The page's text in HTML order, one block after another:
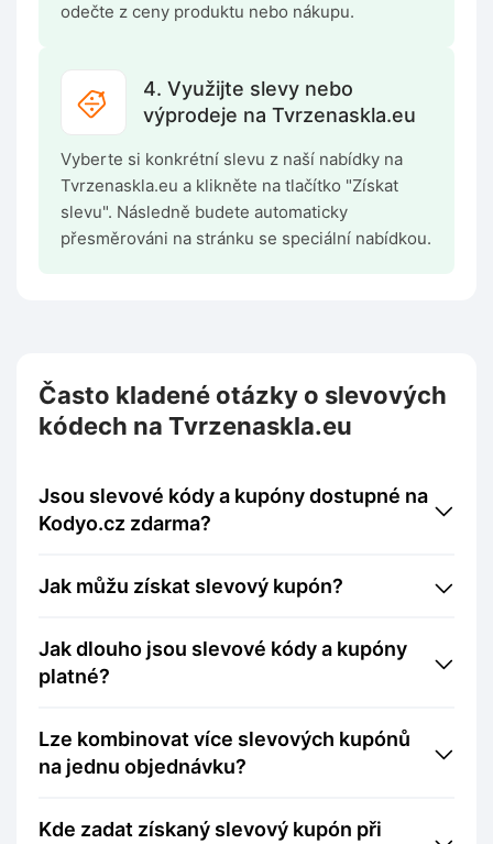
odečte z ceny produktu nebo nákupu.
4. Využijte slevy nebo
výprodeje na Tvrzenaskla.eu
Vyberte si konkrétní slevu z naší nabídky na
Tvrzenaskla.eu a klikněte na tlačítko "Získat
slevu". Následně budete automaticky
přesměrováni na stránku se speciální nabídkou.
Často kladené otázky o slevových
kódech na Tvrzenaskla.eu
Jsou slevové kódy a kupóny dostupné na
Kodyo.cz zdarma?
Jak můžu získat slevový kupón?
Jak dlouho jsou slevové kódy a kupóny
platné?
Lze kombinovat více slevových kupónů
na jednu objednávku?
Kde zadat získaný slevový kupón při